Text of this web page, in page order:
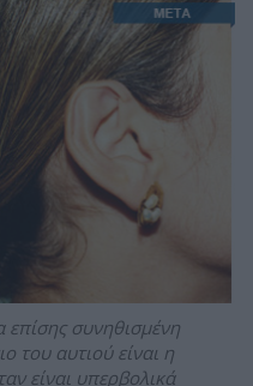
επίσης συνηθισμένη
του αυτιού είναι η
είναι υπερβολικά